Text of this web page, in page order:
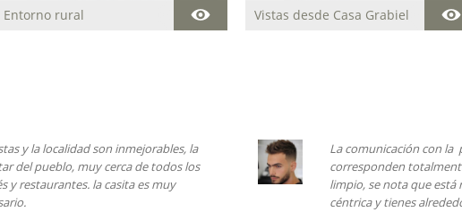
Entorno rural Vistas desde Casa Grabiel
La comunicación con la propietaria de la casa es muy eficaz, las fotos
corresponden totalmente con las estancias. Está todo muy nuevo y muy
limpio, se nota que está recién rehabilitado. Lo mejor es la ubicación, es
céntrica y tienes alrededor muchos lugares para disfrutar de la naturaleza y